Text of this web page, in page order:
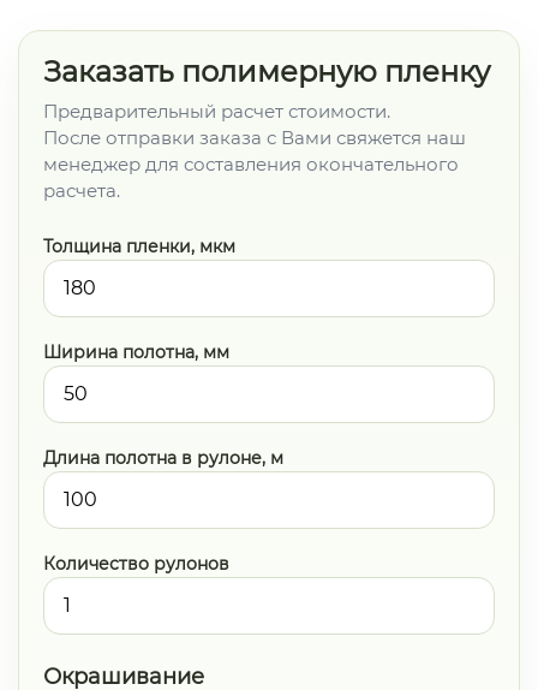
Заказать полимерную пленку
Предварительный расчет стоимости.
После отправки заказа с Вами свяжется наш
менеджер для составления окончательного
расчета.
Толщина пленки, мкм
Ширина полотна, мм
Длина полотна в рулоне, м
Количество рулонов
Окрашивание